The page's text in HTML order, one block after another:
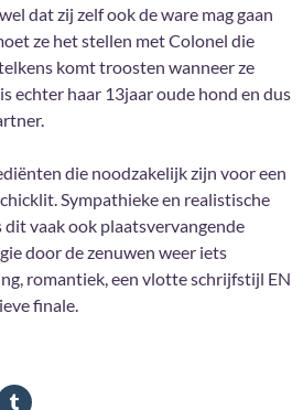
dat zij zelf ook de ware mag gaan
ze het stellen met Colonel die
komt troosten wanneer ze
echter haar 13jaar oude hond en dus
die noodzakelijk zijn voor een
Sympathieke en realistische
dit vaak ook plaatsvervangende
door de zenuwen weer iets
romantiek, een vlotte schrijfstijl EN
finale.